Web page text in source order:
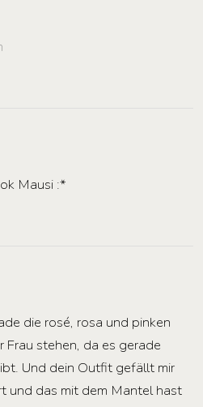
Mausi :*
die rosé, rosa und pinken
stehen, da es gerade
Und dein Outfit gefällt mir
und das mit dem Mantel hast